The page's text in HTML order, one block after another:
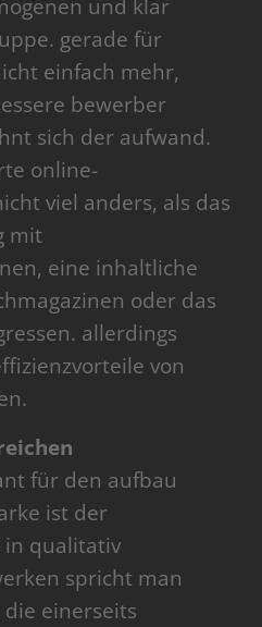
und klar
gerade für
einfach mehr,
bewerber
sich der aufwand.
online-
viel anders, als das
mit
eine inhaltliche
oder das
allerdings
von
für den aufbau
ist der
qualitativ
spricht man
einerseits